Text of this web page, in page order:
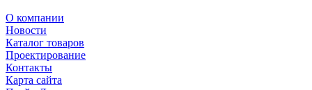
О компании
Новости
Каталог товаров
Проектирование
Контакты
Карта сайта